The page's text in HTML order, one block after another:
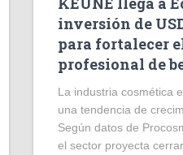
inversión de
para fortalecer
profesional de
La industria cosmética
una tendencia de
Según datos de
el sector proyecta